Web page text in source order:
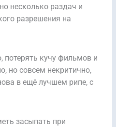
несколько раздач и
разрешения на
потерять кучу фильмов и
но совсем некритично,
в ещё лучшем рипе, с
засыпать при